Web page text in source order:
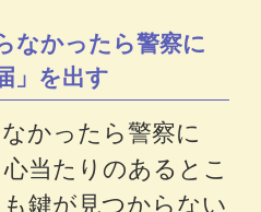
なかったら警察に
」を出す
かったら警察に
心当たりのあるとこ
鍵が見つからない